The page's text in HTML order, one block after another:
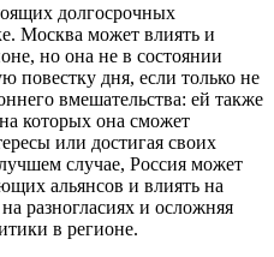
долгосрочных
Москва может влиять и
но она не в состоянии
повестку дня, если только не
вмешательства: ей также
которых она сможет
или достигая своих
случае, Россия может
альянсов и влиять на
разногласиях и осложняя
в регионе.